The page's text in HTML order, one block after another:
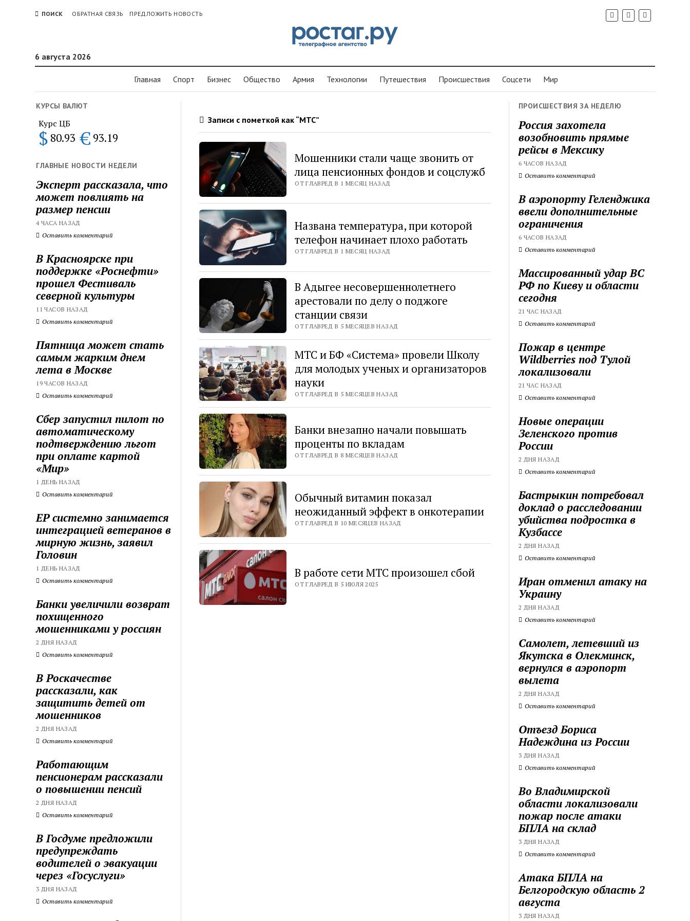
ПОИСК ОБРАТНАЯ СВЯЗЬ ПРЕДЛОЖИТЬ НОВОСТЬ
6 августа 2026
Главная Спорт Бизнес Общество Армия Технологии Путешествия Проиcшествия Соцсети Мир
КУРСЫ ВАЛЮТ
Курс ЦБ
$ 80.93 € 93.19
ГЛАВНЫЕ НОВОСТИ НЕДЕЛИ
Эксперт рассказала, что
может повлиять на
размер пенсии
4 ЧАСА НАЗАД
Оставить комментарий
В Красноярске при
поддержке «Роснефти»
прошел Фестиваль
северной культуры
11 ЧАСОВ НАЗАД
Оставить комментарий
Пятница может стать
самым жарким днем
лета в Москве
19 ЧАСОВ НАЗАД
Оставить комментарий
Сбер запустил пилот по
автоматическому
подтверждению льгот
при оплате картой
«Мир»
1 ДЕНЬ НАЗАД
Оставить комментарий
ЕР системно занимается
интеграцией ветеранов в
мирную жизнь, заявил
Головин
1 ДЕНЬ НАЗАД
Оставить комментарий
Банки увеличили возврат
похищенного
мошенниками у россиян
2 ДНЯ НАЗАД
Оставить комментарий
В Роскачестве
рассказали, как
защитить детей от
мошенников
2 ДНЯ НАЗАД
Оставить комментарий
Работающим
пенсионерам рассказали
о повышении пенсий
2 ДНЯ НАЗАД
Оставить комментарий
В Госдуме предложили
предупреждать
водителей о эвакуации
через «Госуслуги»
3 ДНЯ НАЗАД
Оставить комментарий
Записи с пометкой как “МТС”
Мошенники стали чаще звонить от
лица пенсионных фондов и соцслужб
ОТ ГЛАВРЕД В 1 МЕСЯЦ НАЗАД
Названа температура, при которой
телефон начинает плохо работать
ОТ ГЛАВРЕД В 1 МЕСЯЦ НАЗАД
В Адыгее несовершеннолетнего
арестовали по делу о поджоге
станции связи
ОТ ГЛАВРЕД В 5 МЕСЯЦЕВ НАЗАД
МТС и БФ «Система» провели Школу
для молодых ученых и организаторов
науки
ОТ ГЛАВРЕД В 5 МЕСЯЦЕВ НАЗАД
Банки внезапно начали повышать
проценты по вкладам
ОТ ГЛАВРЕД В 8 МЕСЯЦЕВ НАЗАД
Обычный витамин показал
неожиданный эффект в онкотерапии
ОТ ГЛАВРЕД В 10 МЕСЯЦЕВ НАЗАД
В работе сети МТС произошел сбой
ОТ ГЛАВРЕД В 5 ИЮЛЯ 2025
ПРОИСШЕСТВИЯ ЗА НЕДЕЛЮ
Россия захотела
возобновить прямые
рейсы в Мексику
6 ЧАСОВ НАЗАД
Оставить комментарий
В аэропорту Геленджика
ввели дополнительные
ограничения
6 ЧАСОВ НАЗАД
Оставить комментарий
Массированный удар ВС
РФ по Киеву и области
сегодня
21 ЧАС НАЗАД
Оставить комментарий
Пожар в центре
Wildberries под Тулой
локализовали
21 ЧАС НАЗАД
Оставить комментарий
Новые операции
Зеленского против
России
2 ДНЯ НАЗАД
Оставить комментарий
Бастрыкин потребовал
доклад о расследовании
убийства подростка в
Кузбассе
2 ДНЯ НАЗАД
Оставить комментарий
Иран отменил атаку на
Украину
2 ДНЯ НАЗАД
Оставить комментарий
Самолет, летевший из
Якутска в Олекминск,
вернулся в аэропорт
вылета
2 ДНЯ НАЗАД
Оставить комментарий
Отъезд Бориса
Надеждина из России
3 ДНЯ НАЗАД
Оставить комментарий
Во Владимирской
области локализовали
пожар после атаки
БПЛА на склад
3 ДНЯ НАЗАД
Оставить комментарий
Атака БПЛА на
Белгородскую область 2
августа
3 ДНЯ НАЗАД